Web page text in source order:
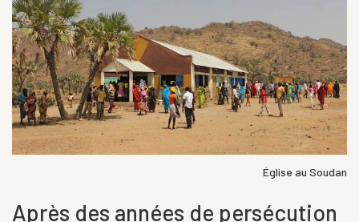
Église au Soudan
Après des années de persécution